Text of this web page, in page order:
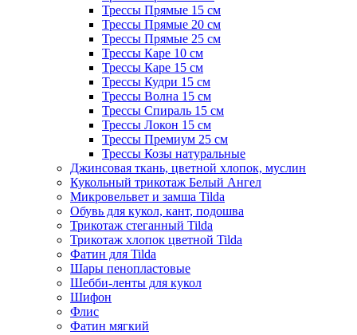
Трессы Прямые 15 см
Трессы Прямые 20 см
Трессы Прямые 25 см
Трессы Каре 10 см
Трессы Каре 15 см
Трессы Кудри 15 см
Трессы Волна 15 см
Трессы Спираль 15 см
Трессы Локон 15 см
Трессы Премиум 25 см
Трессы Козы натуральные
Джинсовая ткань, цветной хлопок, муслин
Кукольный трикотаж Белый Ангел
Микровельвет и замша Tilda
Обувь для кукол, кант, подошва
Трикотаж стеганный Tilda
Трикотаж хлопок цветной Tilda
Фатин для Tilda
Шары пенопластовые
Шебби-ленты для кукол
Шифон
Флис
Фатин мягкий